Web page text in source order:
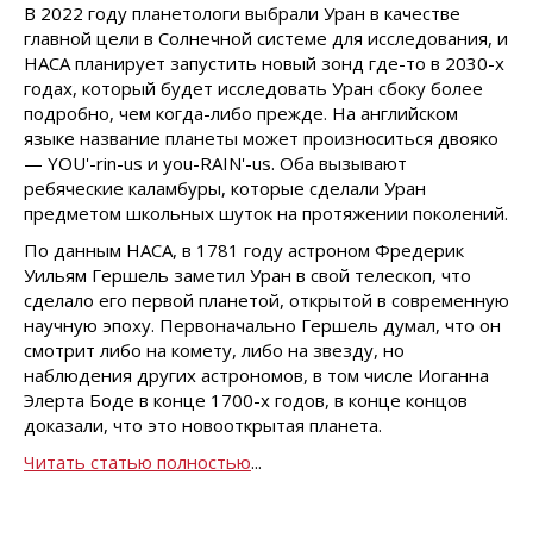
В 2022 году планетологи выбрали Уран в качестве
главной цели в Солнечной системе для исследования, и
НАСА планирует запустить новый зонд где-то в 2030-х
годах, который будет исследовать Уран сбоку более
подробно, чем когда-либо прежде. На английском
языке название планеты может произноситься двояко
— YOU'-rin-us и you-RAIN'-us. Оба вызывают
ребяческие каламбуры, которые сделали Уран
предметом школьных шуток на протяжении поколений.
По данным НАСА, в 1781 году астроном Фредерик
Уильям Гершель заметил Уран в свой телескоп, что
сделало его первой планетой, открытой в современную
научную эпоху. Первоначально Гершель думал, что он
смотрит либо на комету, либо на звезду, но
наблюдения других астрономов, в том числе Иоганна
Элерта Боде в конце 1700-х годов, в конце концов
доказали, что это новооткрытая планета.
Читать статью полностью...